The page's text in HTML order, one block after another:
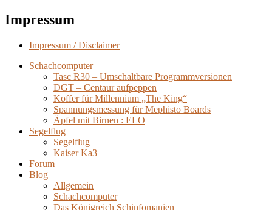
Impressum
Impressum / Disclaimer
Schachcomputer
Tasc R30 – Umschaltbare Programmversionen
DGT – Centaur aufpeppen
Koffer für Millennium „The King“
Spannungsmessung für Mephisto Boards
Äpfel mit Birnen : ELO
Segelflug
Segelflug
Kaiser Ka3
Forum
Blog
Allgemein
Schachcomputer
Das Königreich Schinfomanien